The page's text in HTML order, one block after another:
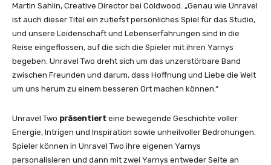
Martin Sahlin, Creative Director bei Coldwood. „Genau wie Unravel
ist auch dieser Titel ein zutiefst persönliches Spiel für das Studio,
und unsere Leidenschaft und Lebenserfahrungen sind in die
Reise eingeflossen, auf die sich die Spieler mit ihren Yarnys
begeben. Unravel Two dreht sich um das unzerstörbare Band
zwischen Freunden und darum, dass Hoffnung und Liebe die Welt
um uns herum zu einem besseren Ort machen können.“
Unravel Two präsentiert eine bewegende Geschichte voller
Energie, Intrigen und Inspiration sowie unheilvoller Bedrohungen.
Spieler können in Unravel Two ihre eigenen Yarnys
personalisieren und dann mit zwei Yarnys entweder Seite an